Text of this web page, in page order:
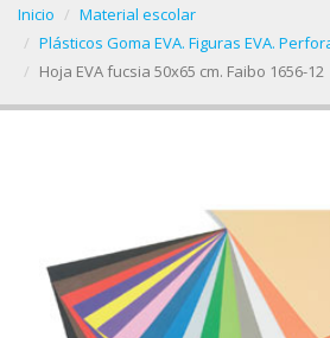
Inicio
Material escolar
Plásticos Goma EVA. Figuras EVA.
Hoja EVA fucsia 50x65 cm. Faibo 1656-12